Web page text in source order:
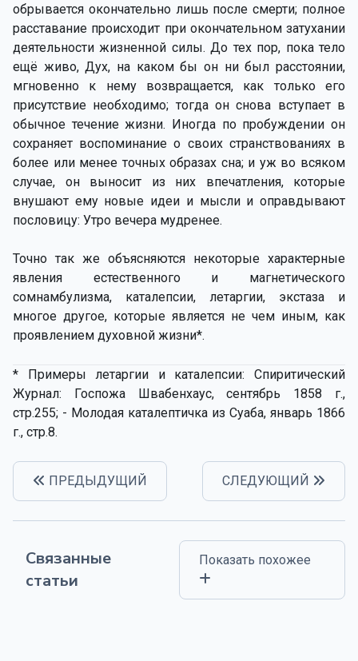
обрывается окончательно лишь после смерти; полное
расставание происходит при окончательном затухании
деятельности жизненной силы. До тех пор, пока тело
ещё живо, Дух, на каком бы он ни был расстоянии,
мгновенно к нему возвращается, как только его
присутствие необходимо; тогда он снова вступает в
обычное течение жизни. Иногда по пробуждении он
сохраняет воспоминание о своих странствованиях в
более или менее точных образах сна; и уж во всяком
случае, он выносит из них впечатления, которые
внушают ему новые идеи и мысли и оправдывают
пословицу: Утро вечера мудренее.
Точно так же объясняются некоторые характерные
явления естественного и магнетического
сомнамбулизма, каталепсии, летаргии, экстаза и
многое другое, которые является не чем иным, как
проявлением духовной жизни*.
* Примеры летаргии и каталепсии: Спиритический
Журнал: Госпожа Швабенхаус, сентябрь 1858 г.,
стр.255; - Молодая каталептичка из Суаба, январь 1866
г., стр.8.
ПРЕДЫДУЩИЙ СЛЕДУЮЩИЙ
Связанные
статьи
Показать похожее